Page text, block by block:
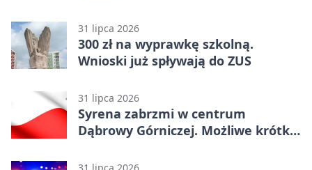
31 lipca 2026
300 zł na wyprawkę szkolną.
Wnioski już spływają do ZUS
31 lipca 2026
Syrena zabrzmi w centrum
Dąbrowy Górniczej. Możliwe krótkie